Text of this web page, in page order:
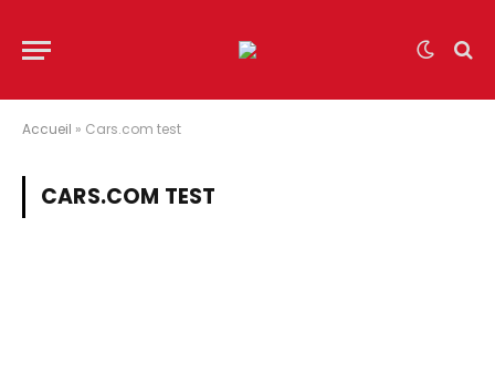
Accueil » Cars.com test
CARS.COM TEST